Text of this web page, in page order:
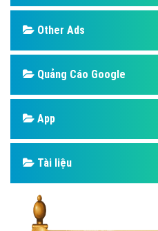
Other Ads
Quảng Cáo Google
App
Tài liệu